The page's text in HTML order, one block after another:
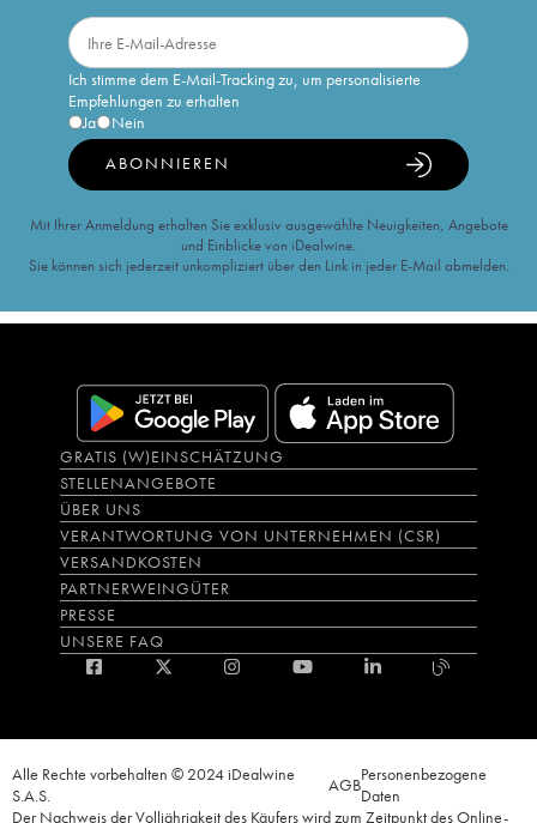
Ich stimme dem E-Mail-Tracking zu, um personalisierte
Empfehlungen zu erhalten
Ja
Nein
ABONNIEREN
Mit Ihrer Anmeldung erhalten Sie exklusiv ausgewählte Neuigkeiten, Angebote
und Einblicke von iDealwine.
Sie können sich jederzeit unkompliziert über den Link in jeder E-Mail abmelden.
GRATIS (W)EINSCHÄTZUNG
STELLENANGEBOTE
ÜBER UNS
VERANTWORTUNG VON UNTERNEHMEN (CSR)
VERSANDKOSTEN
PARTNERWEINGÜTER
PRESSE
UNSERE FAQ
Alle Rechte vorbehalten © 2024 iDealwine
S.A.S.
AGBPersonenbezogene
Daten
Der Nachweis der Volljährigkeit des Käufers wird zum Zeitpunkt des Online-